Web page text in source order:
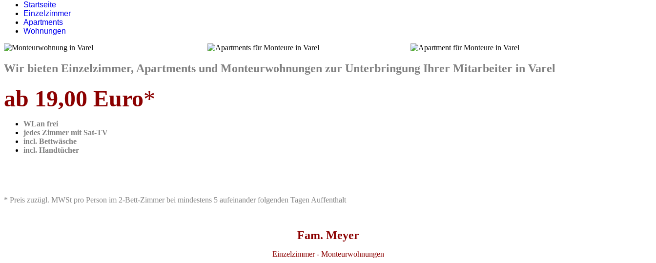
Startseite
Einzelzimmer
Apartments
Wohnungen
Wir bieten Einzelzimmer, Apartments und Monteurwohnungen zur Unterbringung Ihrer Mitarbeiter in Varel
ab 19,00 Euro*
WLan frei
jedes Zimmer mit Sat-TV
incl. Bettwäsche
incl. Handtücher
* Preis zuzügl. MWSt pro Person im 2-Bett-Zimmer bei mindestens 5 aufeinander folgenden Tagen Auffenthalt
Fam. Meyer
Einzelzimmer - Monteurwohnungen